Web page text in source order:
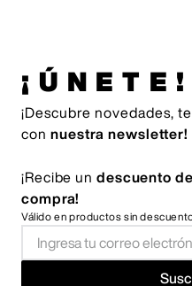
¡ÚNETE!
¡Descubre novedades,
con nuestra newsletter!
¡Recibe un descuento
compra!
Válido en productos sin